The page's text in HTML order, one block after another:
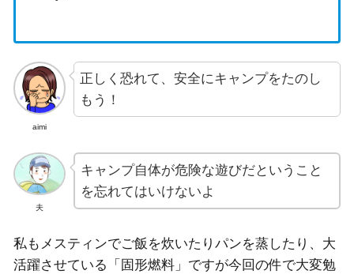
aimi
正しく恐れて、安全にキャンプをたのし
もう！
夫
キャンプ自体が危険な遊びだということ
を忘れてはいけないよ
私もメスティンでご飯を炊いたりパンを蒸したり、大
活躍させている「固形燃料」ですが今回の件で大変勉